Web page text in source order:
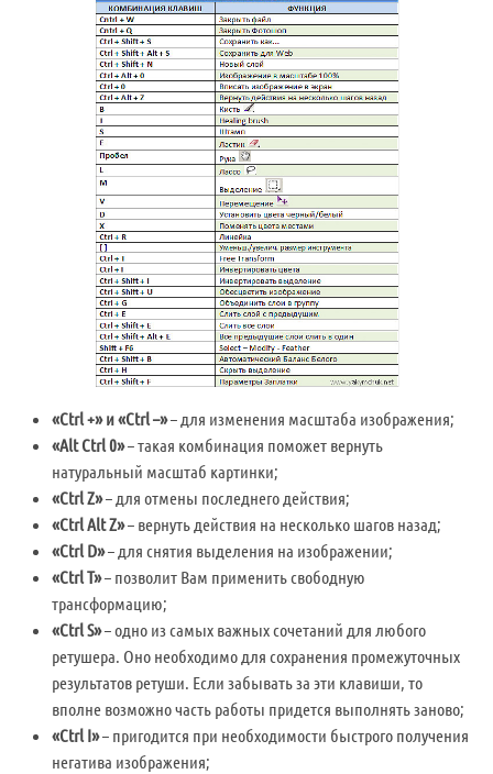
«Ctrl +» и «Ctrl –»– для изменения масштаба изображения;
«Alt Ctrl 0»– такая комбинация поможет вернуть
натуральный масштаб картинки;
«Ctrl Z»– для отмены последнего действия;
«Ctrl Alt Z»– вернуть действия на несколько шагов назад;
«Ctrl D»– для снятия выделения на изображении;
«Ctrl T»– позволит Вам применить свободную
трансформацию;
«Ctrl S»– одно из самых важных сочетаний для любого
ретушера. Оно необходимо для сохранения промежуточных
результатов ретуши. Если забывать за эти клавиши, то
вполне возможно часть работы придется выполнять заново;
«Ctrl I»– пригодится при необходимости быстрого получения
негатива изображения;